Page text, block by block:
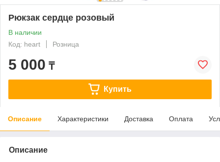
Рюкзак сердце розовый
В наличии
Код: heart
Розница
5 000 ₸
Купить
Описание Характеристики Доставка Оплата
Описание